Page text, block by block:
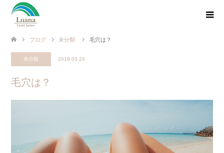
ブログ 未分類 毛穴は？
未分類 2018.03.24
毛穴は？